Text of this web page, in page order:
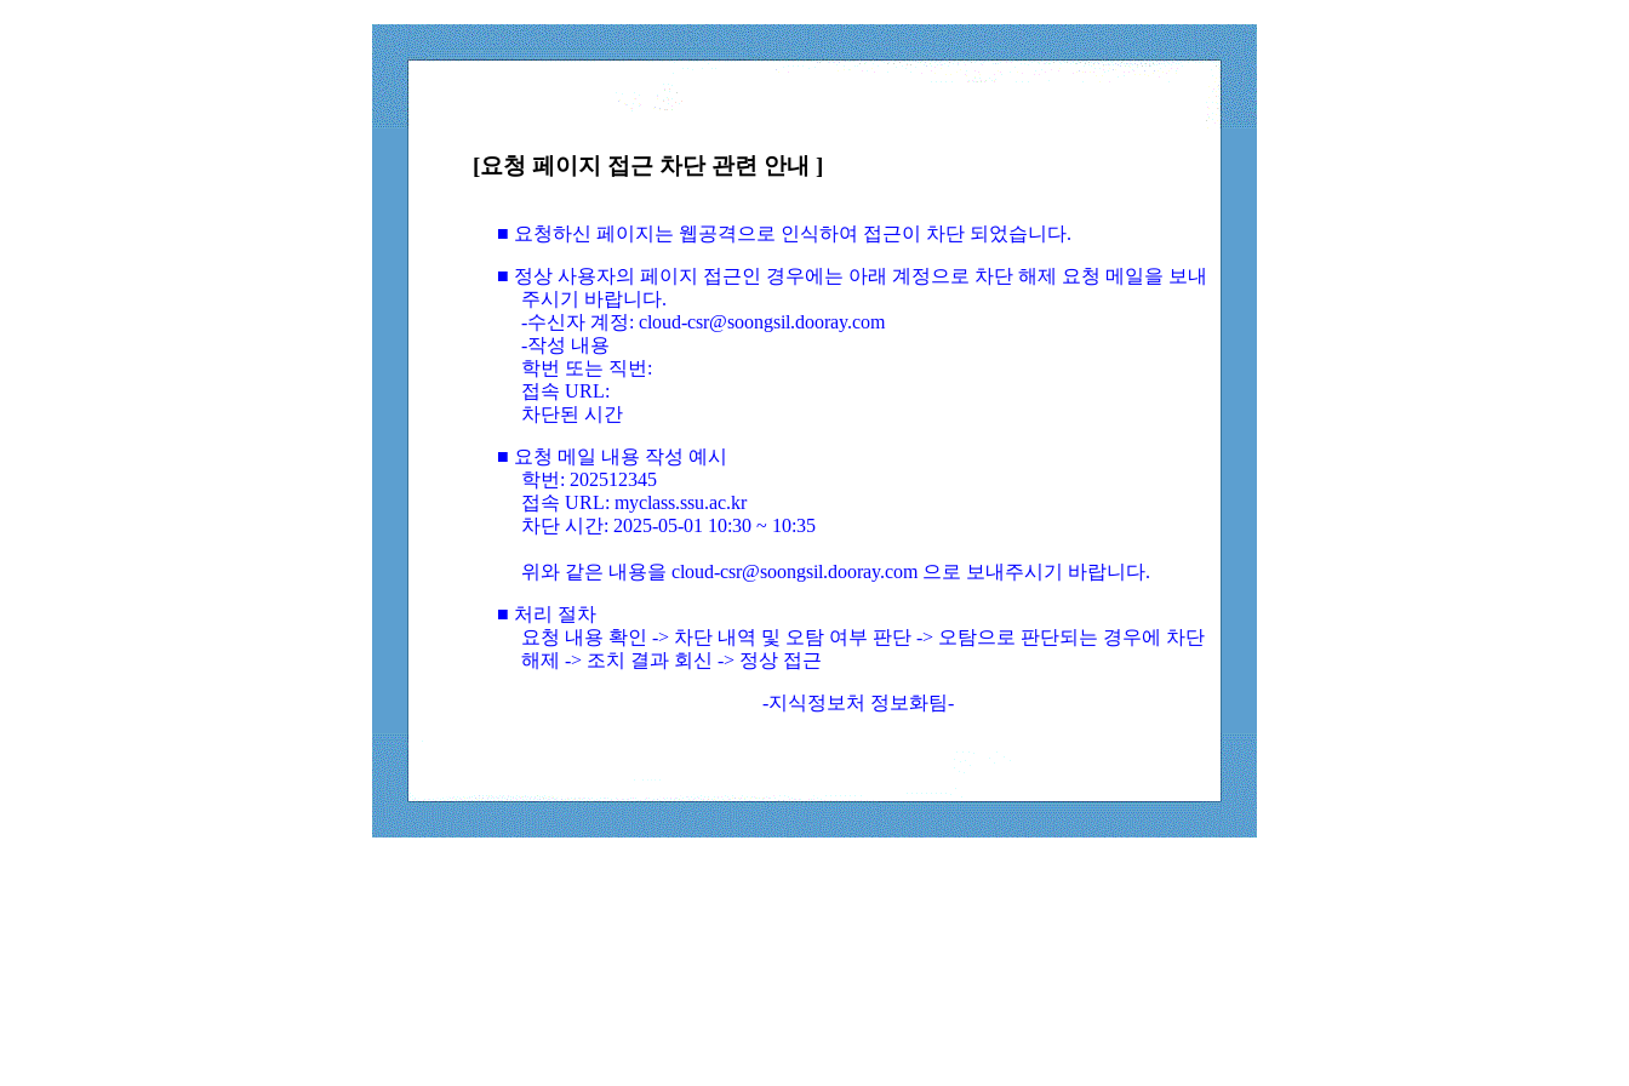
[요청 페이지 접근 차단 관련 안내 ]
■ 요청하신 페이지는 웹공격으로 인식하여 접근이 차단 되었습니다.
■ 정상 사용자의 페이지 접근인 경우에는 아래 계정으로 차단 해제 요청 메일을 보내
주시기 바랍니다.
-수신자 계정: cloud-csr@soongsil.dooray.com
-작성 내용
학번 또는 직번:
접속 URL:
차단된 시간
■ 요청 메일 내용 작성 예시
학번: 202512345
접속 URL: myclass.ssu.ac.kr
차단 시간: 2025-05-01 10:30 ~ 10:35
위와 같은 내용을 cloud-csr@soongsil.dooray.com 으로 보내주시기 바랍니다.
■ 처리 절차
요청 내용 확인 -> 차단 내역 및 오탐 여부 판단 -> 오탐으로 판단되는 경우에 차단
해제 -> 조치 결과 회신 -> 정상 접근
-지식정보처 정보화팀-